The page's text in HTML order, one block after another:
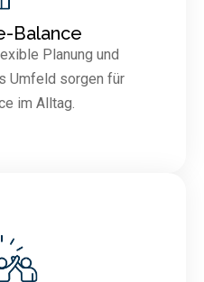
Balance
Planung und
Umfeld sorgen für
im Alltag.